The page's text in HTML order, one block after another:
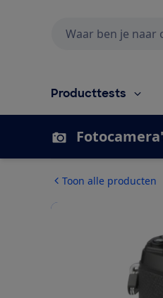
Producttests
Toon alle producten